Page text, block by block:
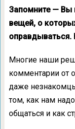
Запомните — Вы
вещей, о
оправдываться.
Многие наши
комментарии от
даже
том, как нам
общаться и как